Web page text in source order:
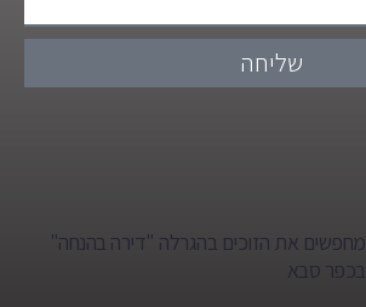
שליחה
מחפשים את הזוכים בהגרלה "דירה בהנחה"
בכפר סבא